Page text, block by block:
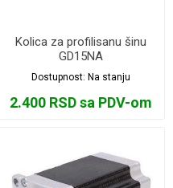
Kolica za profilisanu šinu
GD15NA
Dostupnost: Na stanju
2.400 RSD sa PDV-om